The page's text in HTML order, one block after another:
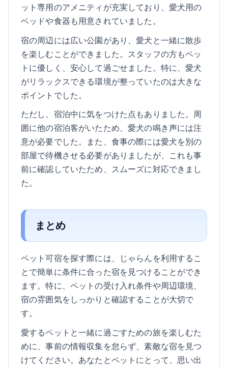
ット専用のアメニティが充実しており、愛犬用の
ベッドや食器も用意されていました。
宿の周辺には広い公園があり、愛犬と一緒に散歩
を楽しむことができました。スタッフの方もペッ
トに優しく、安心して過ごせました。特に、愛犬
がリラックスできる環境が整っていたのは大きな
ポイントでした。
ただし、宿泊中に気をつけた点もありました。周
囲に他の宿泊客がいたため、愛犬の鳴き声には注
意が必要でした。また、食事の際には愛犬を別の
部屋で待機させる必要がありましたが、これも事
前に確認していたため、スムーズに対応できまし
た。
まとめ
ペット可宿を探す際には、じゃらんを利用するこ
とで簡単に条件に合った宿を見つけることができ
ます。特に、ペットの受け入れ条件や周辺環境、
宿の雰囲気をしっかりと確認することが大切で
す。
愛するペットと一緒に過ごすための旅を楽しむた
めに、事前の情報収集を怠らず、素敵な宿を見つ
けてください。あなたとペットにとって、思い出